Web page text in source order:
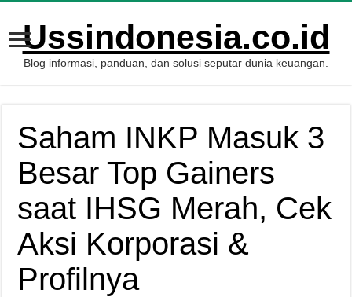
Ussindonesia.co.id
Blog informasi, panduan, dan solusi seputar dunia keuangan.
Saham INKP Masuk 3
Besar Top Gainers
saat IHSG Merah, Cek
Aksi Korporasi &
Profilnya